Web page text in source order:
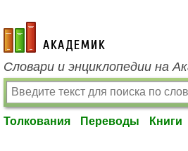
academic.ru
Словари и энциклопедии на
Толкования Переводы Книги